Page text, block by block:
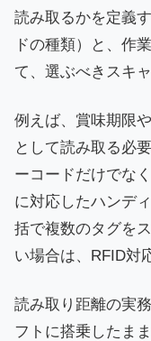
読み取るかを定義
ドの種類）と、作
て、選ぶべきスキ
例えば、賞味期限
として読み取る必
ーコードだけでな
に対応したハンデ
括で複数のタグを
い場合は、RFID対
読み取り距離の実
フトに搭乗したま